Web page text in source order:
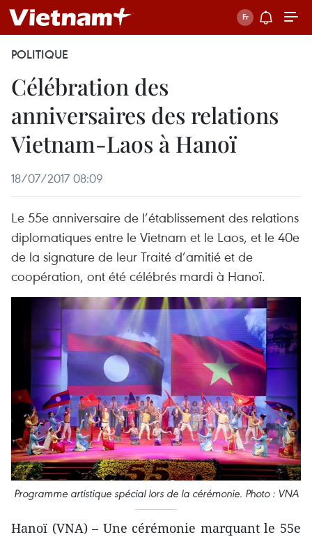
POLITIQUE
Célébration des
anniversaires des relations
Vietnam-Laos à Hanoï
18/07/2017 08:09
Le 55e anniversaire de l’établissement des relations
diplomatiques entre le Vietnam et le Laos, et le 40e
de la signature de leur Traité d’amitié et de
coopération, ont été célébrés mardi à Hanoï.
Programme artistique spécial lors de la cérémonie. Photo : VNA
Hanoï (VNA) – Une cérémonie marquant le 55e